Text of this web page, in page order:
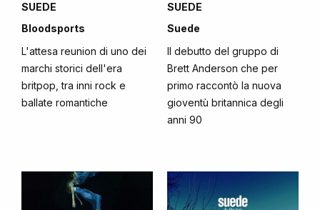
SUEDE
Bloodsports
L'attesa reunion di uno dei
marchi storici dell'era
britpop, tra inni rock e
ballate romantiche
SUEDE
Suede
Il debutto del gruppo di
Brett Anderson che per
primo raccontò la nuova
gioventù britannica degli
anni 90